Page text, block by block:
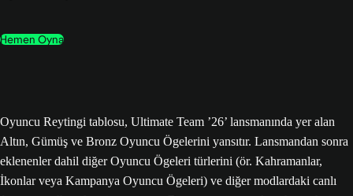
Hemen Oyna
Oyuncu Reytingi tablosu, Ultimate Team ’26’ lansmanında yer alan
Altın, Gümüş ve Bronz Oyuncu Ögelerini yansıtır. Lansmandan sonra
eklenenler dahil diğer Oyuncu Ögeleri türlerini (ör. Kahramanlar,
İkonlar veya Kampanya Oyuncu Ögeleri) ve diğer modlardaki canlı